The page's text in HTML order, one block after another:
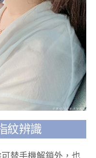
紋辨識